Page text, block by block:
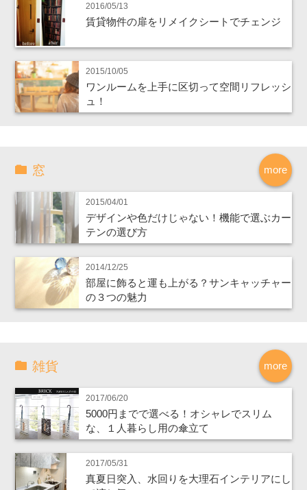
2016/05/13
賃貸物件の扉をリメイクシートでチェンジ
2015/10/05
ワンルームを上手に区切って空間リフレッシ
ュ！
more
窓
2015/04/01
デザインや色だけじゃない！機能で選ぶカー
テンの選び方
2014/12/25
部屋に飾ると運も上がる？サンキャッチャー
の３つの魅力
more
雑貨
2017/06/20
5000円までで選べる！オシャレでスリム
な、１人暮らし用の傘立て
2017/05/31
真夏日突入、水回りを大理石インテリアにし